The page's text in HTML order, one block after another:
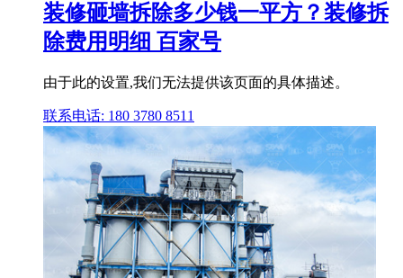
装修砸墙拆除多少钱一平方？装修拆
除费用明细 百家号
由于此的设置,我们无法提供该页面的具体描述。
联系电话: 180 3780 8511